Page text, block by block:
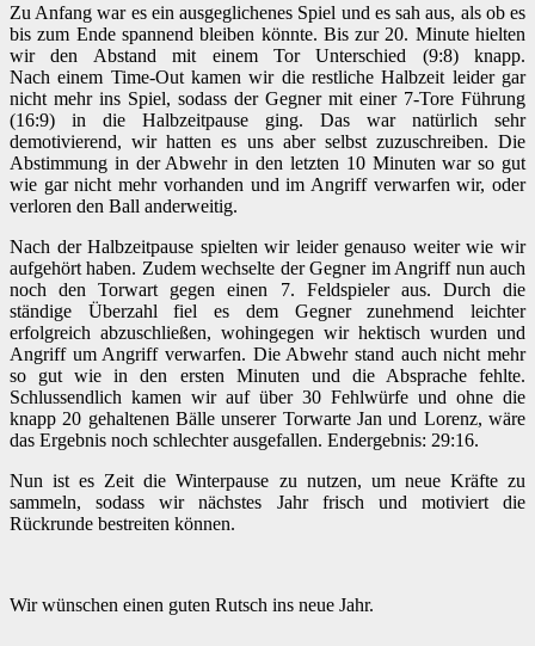
Zu Anfang war es ein ausgeglichenes Spiel und es sah aus, als ob es
bis zum Ende spannend bleiben könnte. Bis zur 20. Minute hielten
wir den Abstand mit einem Tor Unterschied (9:8) knapp.
Nach einem Time-Out kamen wir die restliche Halbzeit leider gar
nicht mehr ins Spiel, sodass der Gegner mit einer 7-Tore Führung
(16:9) in die Halbzeitpause ging. Das war natürlich sehr
demotivierend, wir hatten es uns aber selbst zuzuschreiben. Die
Abstimmung in der Abwehr in den letzten 10 Minuten war so gut
wie gar nicht mehr vorhanden und im Angriff verwarfen wir, oder
verloren den Ball anderweitig.
Nach der Halbzeitpause spielten wir leider genauso weiter wie wir
aufgehört haben. Zudem wechselte der Gegner im Angriff nun auch
noch den Torwart gegen einen 7. Feldspieler aus. Durch die
ständige Überzahl fiel es dem Gegner zunehmend leichter
erfolgreich abzuschließen, wohingegen wir hektisch wurden und
Angriff um Angriff verwarfen. Die Abwehr stand auch nicht mehr
so gut wie in den ersten Minuten und die Absprache fehlte.
Schlussendlich kamen wir auf über 30 Fehlwürfe und ohne die
knapp 20 gehaltenen Bälle unserer Torwarte Jan und Lorenz, wäre
das Ergebnis noch schlechter ausgefallen. Endergebnis: 29:16.
Nun ist es Zeit die Winterpause zu nutzen, um neue Kräfte zu
sammeln, sodass wir nächstes Jahr frisch und motiviert die
Rückrunde bestreiten können.
Wir wünschen einen guten Rutsch ins neue Jahr.